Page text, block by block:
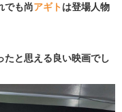
でも尚アギトは登場人物
と思える良い映画でし